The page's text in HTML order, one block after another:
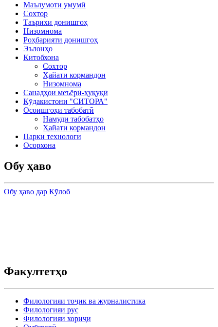
Маълумоти умумӣ
Сохтор
Таърихи донишгоҳ
Низомнома
Роҳбарияти донишгоҳ
Эълонҳо
Китобхона
Сохтор
Ҳайати кормандон
Низомнома
Санадҳои меъёрӣ-ҳуқуқӣ
Кӯдакистони "СИТОРА"
Осоишгоҳи табобатӣ
Намуди табобатҳо
Ҳайати кормандон
Парки технологӣ
Осорхона
Обу ҳаво
Обу ҳаво дар Кӯлоб
Факултетҳо
Филологияи тоҷик ва журналистика
Филологияи рус
Филологияи хориҷӣ